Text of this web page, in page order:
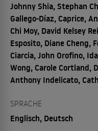
Johnny Shia, Stephan
Gallego-Díaz, Caprice,
Chi Moy, David Kelsey
Esposito, Diane Cheng,
Ciarcia, John Orofino,
Wong, Carole Cortland,
Anthony Indelicato,
SPRACHE
Englisch, Deutsch